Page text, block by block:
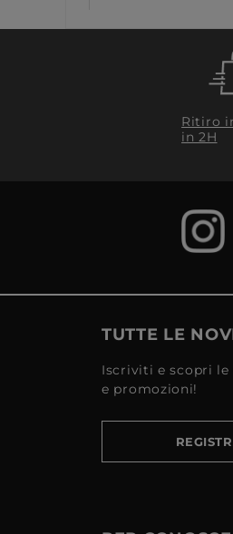
Ritiro
in 2H
TUTTE LE
Iscriviti e scopri
e promozioni!